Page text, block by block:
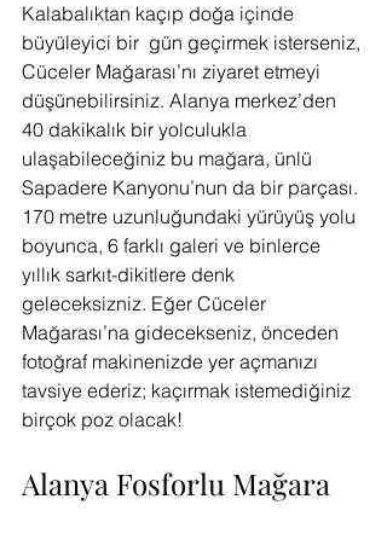
Kalabalıktan kaçıp doğa içinde
büyüleyici bir  gün geçirmek isterseniz,
Cüceler Mağarası’nı ziyaret etmeyi
düşünebilirsiniz. Alanya merkez’den
40 dakikalık bir yolculukla
ulaşabileceğiniz bu mağara, ünlü
Sapadere Kanyonu’nun da bir parçası.
170 metre uzunluğundaki yürüyüş yolu
boyunca, 6 farklı galeri ve binlerce
yıllık sarkıt-dikitlere denk
geleceksizniz. Eğer Cüceler
Mağarası’na gidecekseniz, önceden
fotoğraf makinenizde yer açmanızı
tavsiye ederiz; kaçırmak istemediğiniz
birçok poz olacak!
Alanya Fosforlu Mağara